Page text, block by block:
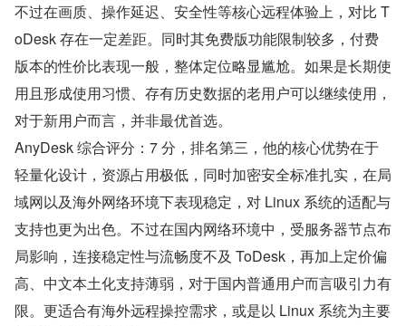
不过在画质、操作延迟、安全性等核心远程体验上，对比 T
oDesk 存在一定差距。同时其免费版功能限制较多，付费
版本的性价比表现一般，整体定位略显尴尬。如果是长期使
用且形成使用习惯、存有历史数据的老用户可以继续使用，
对于新用户而言，并非最优首选。
AnyDesk 综合评分：7 分，排名第三，他的核心优势在于
轻量化设计，资源占用极低，同时加密安全标准扎实，在局
域网以及海外网络环境下表现稳定，对 Linux 系统的适配与
支持也更为出色。不过在国内网络环境中，受服务器节点布
局影响，连接稳定性与流畅度不及 ToDesk，再加上定价偏
高、中文本土化支持薄弱，对于国内普通用户而言吸引力有
限。更适合有海外远程操控需求，或是以 Linux 系统为主要